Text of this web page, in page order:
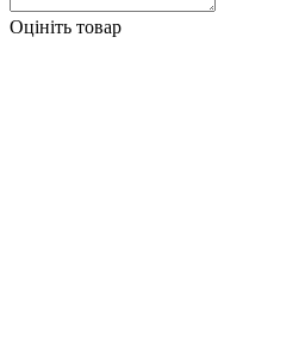
Оцініть товар